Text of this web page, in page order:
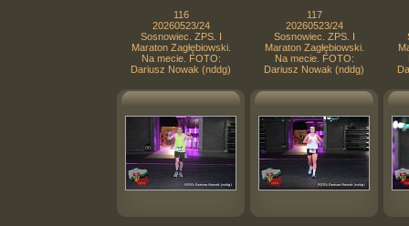
116
20260523/24
Sosnowiec. ZPS. I
Maraton Zagłębiowski.
Na mecie. FOTO:
Dariusz Nowak (nddg)
117
20260523/24
Sosnowiec. ZPS. I
Maraton Zagłębiowski.
Na mecie. FOTO:
Dariusz Nowak (nddg)